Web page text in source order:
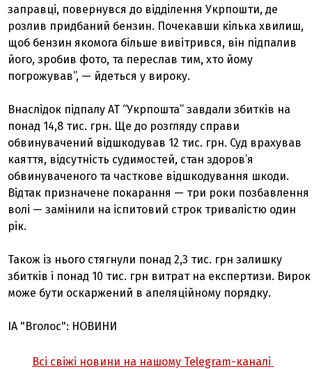
заправці, повернувся до відділення Укрпошти, де
розлив придбаний бензин. Почекавши кілька хвилиш,
щоб бензин якомога більше вивітрився, він підпалив
його, зробив фото, та переслав тим, хто йому
погрожував”, — йдеться у вироку.
Внаслідок підпалу АТ “Укрпошта” завдали збитків на
понад 14,8 тис. грн. Ще до розгляду справи
обвинувачений відшкодував 12 тис. грн. Суд врахував
каяття, відсутність судимостей, стан здоров’я
обвинуваченого та часткове відшкодування шкоди.
Відтак призначене покарання — три роки позбавлення
волі — замінили на іспитовий строк тривалістю один
рік.
Також із нього стягнули понад 2,3 тис. грн залишку
збитків і понад 10 тис. грн витрат на експертизи. Вирок
може бути оскаржений в апеляційному порядку.
ІА "Вголос": НОВИНИ
Всі свіжі новини на нашому Telegram-каналі